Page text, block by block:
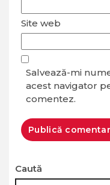
Site web
Salvează-mi
acest navigator
comentez.
Caută